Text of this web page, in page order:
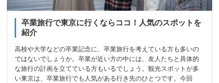
卒業旅行で東京に行くならココ！人気のスポットを
紹介
高校や大学などの卒業記念に、卒業旅行を考えている方も多いの
ではないでしょうか。卒業が近い方の中には、友人たちと具体的
な旅行の計画を立てている方もいるでしょう。観光スポットが多
い東京は、卒業旅行でも人気がある行き先のひとつです。今回